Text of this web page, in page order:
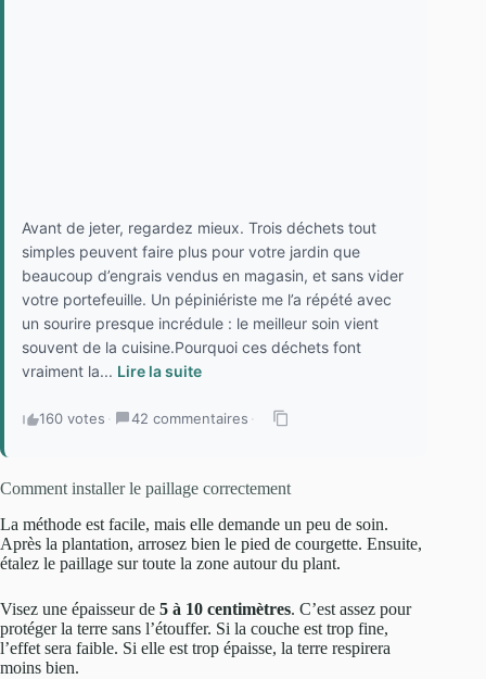
Avant de jeter, regardez mieux. Trois déchets tout
simples peuvent faire plus pour votre jardin que
beaucoup d’engrais vendus en magasin, et sans vider
votre portefeuille. Un pépiniériste me l’a répété avec
un sourire presque incrédule : le meilleur soin vient
souvent de la cuisine.Pourquoi ces déchets font
vraiment la... Lire la suite
160 votes · 42 commentaires ·
Comment installer le paillage correctement
La méthode est facile, mais elle demande un peu de soin.
Après la plantation, arrosez bien le pied de courgette. Ensuite,
étalez le paillage sur toute la zone autour du plant.
Visez une épaisseur de 5 à 10 centimètres. C’est assez pour
protéger la terre sans l’étouffer. Si la couche est trop fine,
l’effet sera faible. Si elle est trop épaisse, la terre respirera
moins bien.